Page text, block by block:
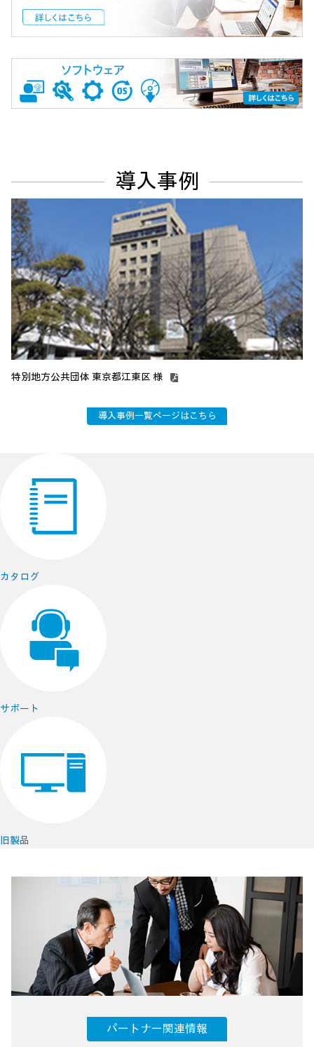
導入事例
特別地方公共団体 東京都江東区 様
導入事例一覧ページはこちら
カタログ
サポート
旧製品
パートナー関連情報